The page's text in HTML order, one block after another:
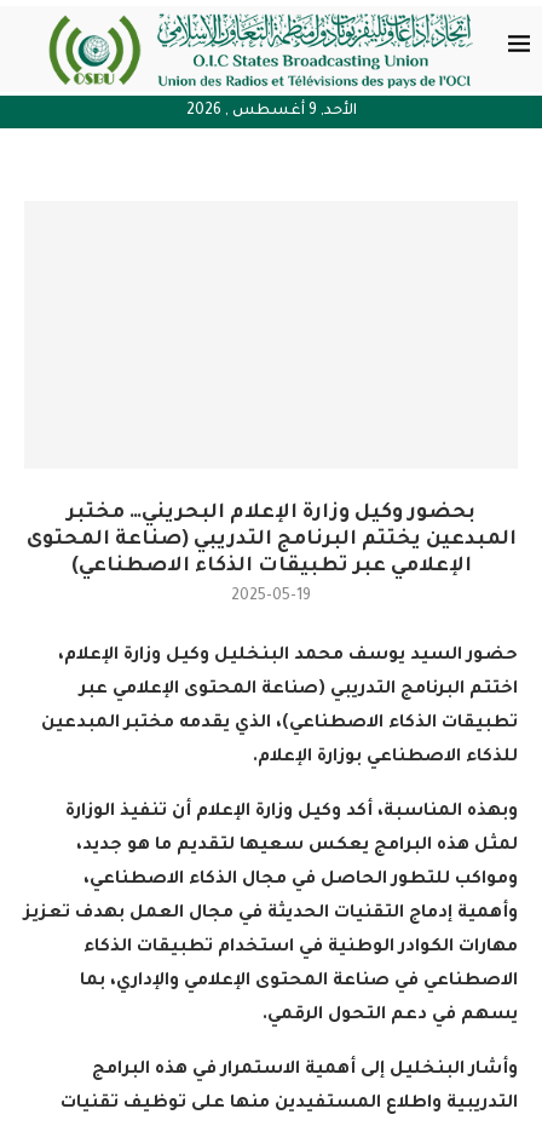
الأحد, 9 أغسطس , 2026
بحضور وكيل وزارة الإعلام البحريني… مختبر
المبدعين يختتم البرنامج التدريبي (صناعة المحتوى
الإعلامي عبر تطبيقات الذكاء الاصطناعي)
2025-05-19
حضور السيد يوسف محمد البنخليل وكيل وزارة الإعلام،
اختتم البرنامج التدريبي (صناعة المحتوى الإعلامي عبر
تطبيقات الذكاء الاصطناعي)، الذي يقدمه مختبر المبدعين
للذكاء الاصطناعي بوزارة الإعلام.
وبهذه المناسبة، أكد وكيل وزارة الإعلام أن تنفيذ الوزارة
لمثل هذه البرامج يعكس سعيها لتقديم ما هو جديد،
ومواكب للتطور الحاصل في مجال الذكاء الاصطناعي،
وأهمية إدماج التقنيات الحديثة في مجال العمل بهدف تعزيز
مهارات الكوادر الوطنية في استخدام تطبيقات الذكاء
الاصطناعي في صناعة المحتوى الإعلامي والإداري، بما
يسهم في دعم التحول الرقمي.
وأشار البنخليل إلى أهمية الاستمرار في هذه البرامج
التدريبية واطلاع المستفيدين منها على توظيف تقنيات